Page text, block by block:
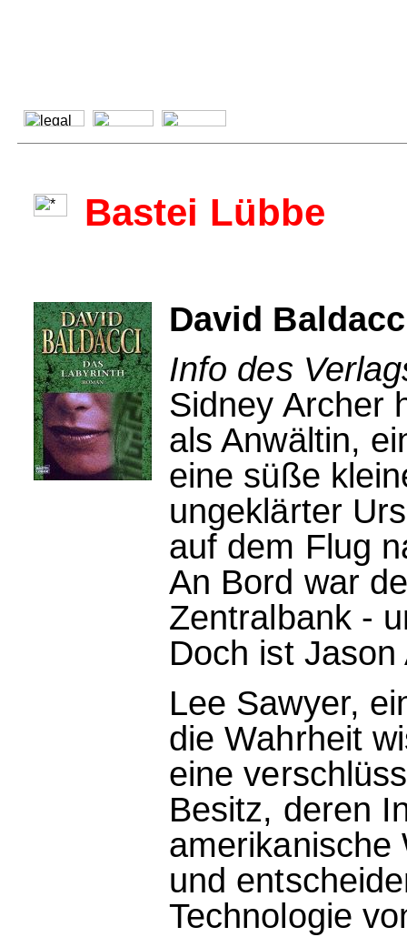
Bastei Lübbe
David
Info des
Sidney Archer
als Anwältin,
eine süße
ungeklärter
auf dem Flug
An Bord war
Zentralbank -
Doch ist
Lee Sawyer,
die Wahrheit
eine
Besitz, deren
amerikanische
und
Technologie